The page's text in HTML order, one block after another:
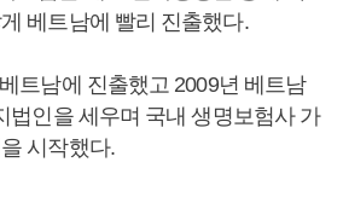
베트남에 빨리 진출했다.
트남에 진출했고 2009년 베트남
법인을 세우며 국내 생명보험사 가
시작했다.